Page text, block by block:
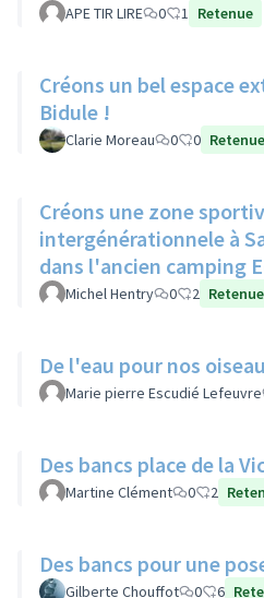
APE TIR LIRE 0 1 Retenue
Créons un bel espace
Bidule !
Clarie Moreau 0 0 Retenue
Créons une zone
intergénérationnele à
dans l'ancien camping
Michel Hentry 0 2 Retenue
De l'eau pour nos
Marie pierre Escudié Lefeuvre
Des bancs place de la
Martine Clément 0 2
Des bancs pour une
Gilberte Chouffot 0 6